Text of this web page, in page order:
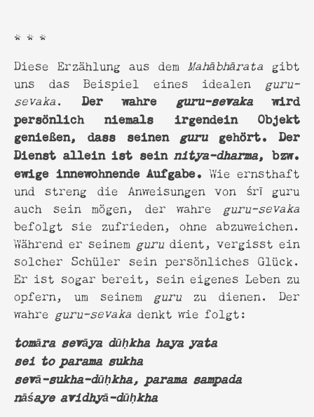
* * *
Diese Erzählung aus dem Mahābhārata gibt
uns das Beispiel eines idealen guru-
sevaka.Der wahre guru-sevakawird
persönlich niemals irgendein Objekt
genießen, dass seinen guru gehört. Der
Dienst allein ist sein nitya-dharma, bzw.
ewige innewohnende Aufgabe. Wie ernsthaft
und streng die Anweisungen von śrī guru
auch sein mögen, der wahre guru-sevaka
befolgt sie zufrieden, ohne abzuweichen.
Während er seinem gurudient, vergisst ein
solcher Schüler sein persönliches Glück.
Er ist sogar bereit, sein eigenes Leben zu
opfern, um seinem guruzu dienen. Der
wahre guru-sevakadenkt wie folgt:
tomāra sevāya dūḥkha haya yata
sei to parama sukha
sevā-sukha-dūḥkha, parama sampada
nāśaye avidhyā-dūḥkha